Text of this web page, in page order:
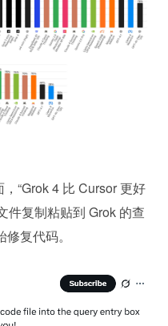
“Grok 4 比 Cursor 更好
件复制粘贴到 Grok 的查
复代码。